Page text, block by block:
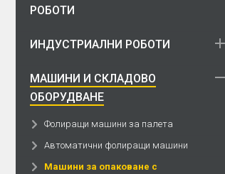
РОБОТИ
ИНДУСТРИАЛНИ РОБОТИ
МАШИНИ И СКЛАДОВО
ОБОРУДВАНЕ
Фолиращи машини за палета
Автоматични фолиращи машини
Машини за опаковане с